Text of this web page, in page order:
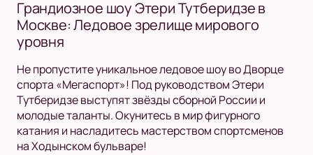
Грандиозное шоу Этери Тутберидзе в
Москве: Ледовое зрелище мирового
уровня
Не пропустите уникальное ледовое шоу во Дворце
спорта «Мегаспорт»! Под руководством Этери
Тутберидзе выступят звёзды сборной России и
молодые таланты. Окунитесь в мир фигурного
катания и насладитесь мастерством спортсменов
на Ходынском бульваре!